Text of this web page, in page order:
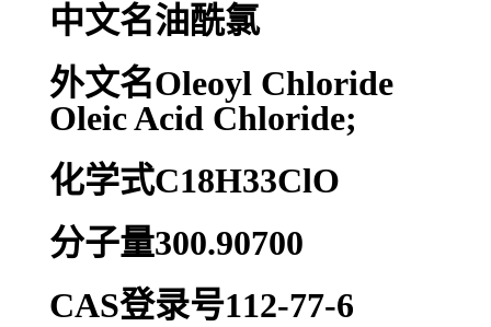
中文名油酰氯
外文名Oleoyl Chloride
Oleic Acid Chloride;
化学式C18H33ClO
分子量300.90700
CAS登录号112-77-6